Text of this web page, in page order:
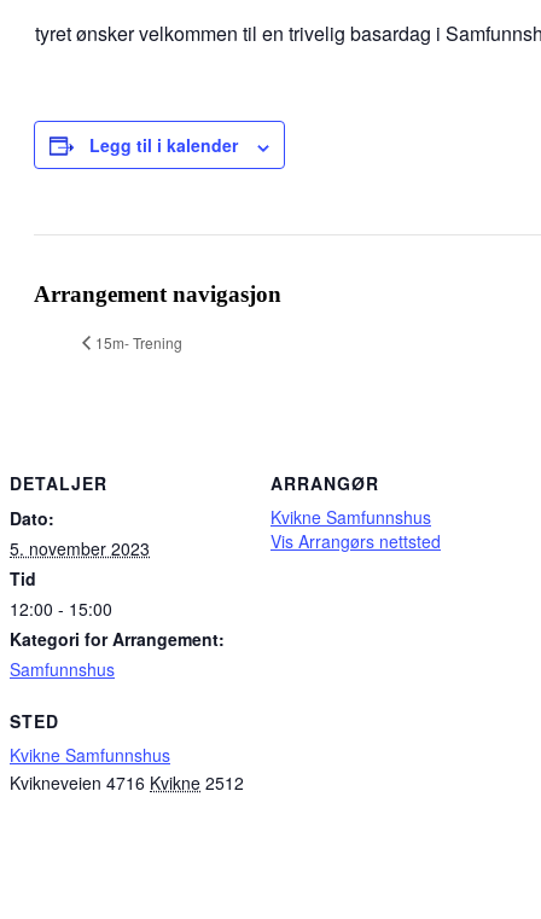
Styret ønsker velkommen til en trivelig basardag i
Legg til i kalender
Arrangement navigasjon
15m- Trening
DETALJER
Dato:
5. november 2023
Tid
12:00 - 15:00
Kategori for Arrangement:
Samfunnshus
STED
Kvikne Samfunnshus
Kvikneveien 4716 Kvikne 2512
ARRANGØR
Kvikne Samfunnshus
Vis Arrangørs nettsted